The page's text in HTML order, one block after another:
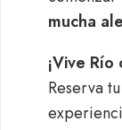
mucha
¡Vive
Reserva